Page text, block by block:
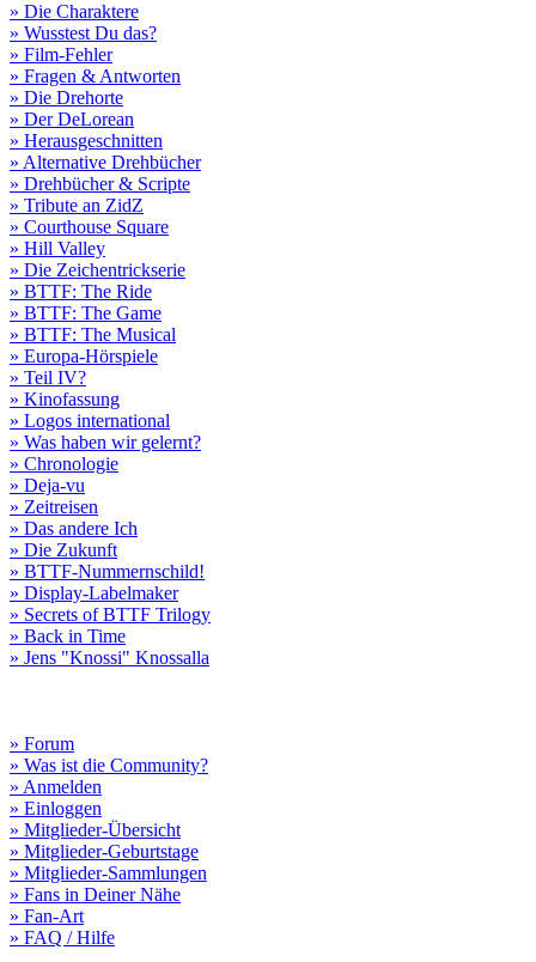
» Die Charaktere
» Wusstest Du das?
» Film-Fehler
» Fragen & Antworten
» Die Drehorte
» Der DeLorean
» Herausgeschnitten
» Alternative Drehbücher
» Drehbücher & Scripte
» Tribute an ZidZ
» Courthouse Square
» Hill Valley
» Die Zeichentrickserie
» BTTF: The Ride
» BTTF: The Game
» BTTF: The Musical
» Europa-Hörspiele
» Teil IV?
» Kinofassung
» Logos international
» Was haben wir gelernt?
» Chronologie
» Deja-vu
» Zeitreisen
» Das andere Ich
» Die Zukunft
» BTTF-Nummernschild!
» Display-Labelmaker
» Secrets of BTTF Trilogy
» Back in Time
» Jens "Knossi" Knossalla
» Forum
» Was ist die Community?
» Anmelden
» Einloggen
» Mitglieder-Übersicht
» Mitglieder-Geburtstage
» Mitglieder-Sammlungen
» Fans in Deiner Nähe
» Fan-Art
» FAQ / Hilfe